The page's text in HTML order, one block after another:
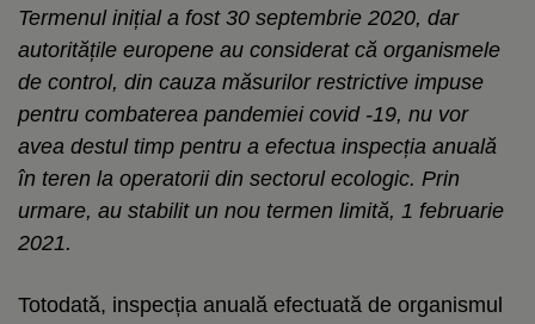
Termenul inițial a fost 30 septembrie 2020, dar
autoritățile europene au considerat că organismele
de control, din cauza măsurilor restrictive impuse
pentru combaterea pandemiei covid -19, nu vor
avea destul timp pentru a efectua inspecția anuală
în teren la operatorii din sectorul ecologic. Prin
urmare, au stabilit un nou termen limită, 1 februarie
2021.
Totodată, inspecția anuală efectuată de organismul